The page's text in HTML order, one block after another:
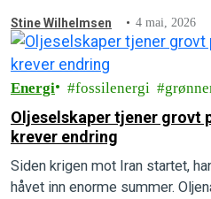
Stine Wilhelmsen 4 mai, 2026
Energi fossilenergi
Oljeselskaper tjener grovt
krever endring
Siden krigen mot Iran startet,
håvet inn enorme summer.